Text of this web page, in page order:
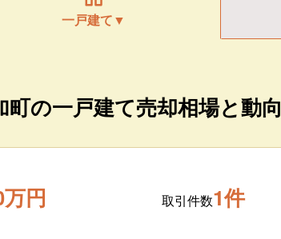
一戸建て▼
町の一戸建て売却相場と動向
円 取引件数1件